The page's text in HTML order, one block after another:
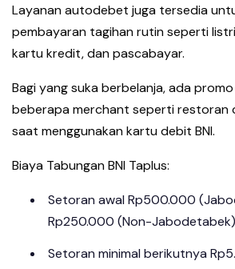
Layanan autodebet juga tersedia
pembayaran tagihan rutin seperti
kartu kredit, dan pascabayar.
Bagi yang suka berbelanja, ada
beberapa merchant seperti restoran
saat menggunakan kartu debit BNI.
Biaya Tabungan BNI Taplus:
Setoran awal Rp500.000
Rp250.000 (Non-Jabodetabek)
Setoran minimal berikutnya